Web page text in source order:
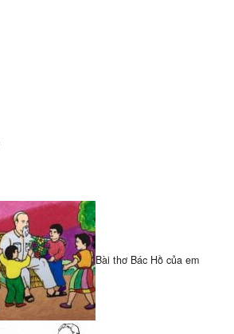
Bài thơ Bác Hồ của em